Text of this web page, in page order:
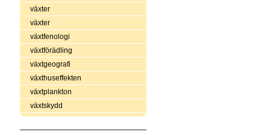
växter
växter
växtfenologi
växtförädling
växtgeografi
växthuseffekten
växtplankton
växtskydd